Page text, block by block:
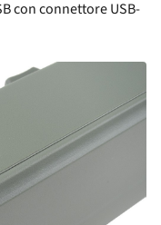
con connettore USB-